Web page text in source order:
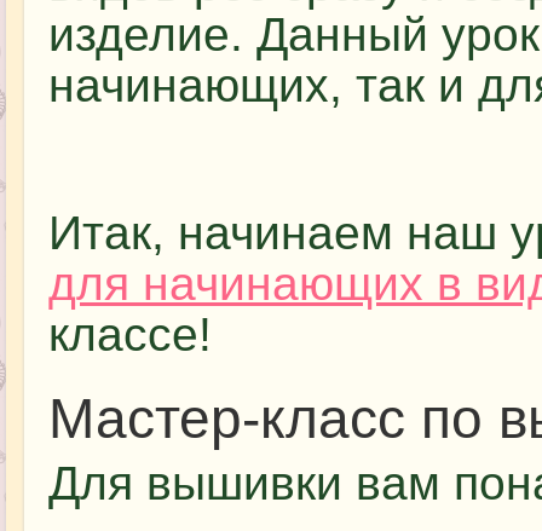
изделие. Данный
начинающих, так и
Итак, начинаем наш
для начинающих в
классе!
Мастер-класс по
Для вышивки вам